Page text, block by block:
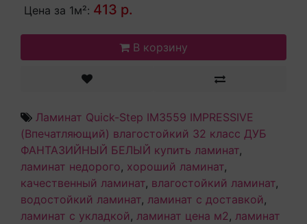
Цена за 1м²: 413 р.
В корзину
Ламинат Quick-Step IM3559 IMPRESSIVE
(Впечатляющий) влагостойкий 32 класс ДУБ
ФАНТАЗИЙНЫЙ БЕЛЫЙ купить ламинат,
ламинат недорого, хороший ламинат,
качественный ламинат, влагостойкий ламинат,
водостойкий ламинат, ламинат с доставкой ,
ламинат с укладкой , ламинат цена м2 , ламинат